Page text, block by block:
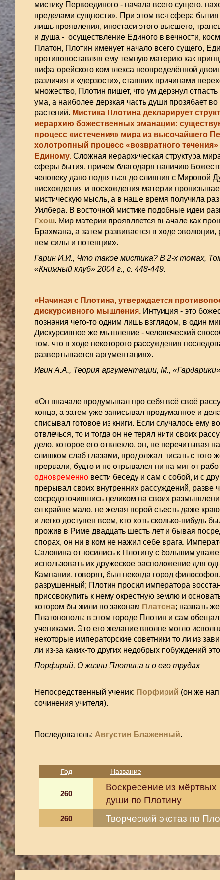
мистику Первоединого - начала всего сущего,
пределами сущности». При этом вся сфера
лишь проявления, ипостаси этого высшего,
и душа - осуществление Единого в вечности,
Платон, Плотин именует начало всего сущего,
противопоставляя ему темную материю как
пифагорейского комплекса неопределённой
различия и «дерзости», ставших причинами
множество, Плотин пишет, что ум дерзнул
ума, а наиболее дерзкая часть души прозябает
растений. Мистика Плотина декларирует
иерархию божественных эманации:
процесс «истечения» мира из высочайшего
холотропный процесс «возвратного
Единому. Сложная иерархическая структура
сферы бытия, причем благодаря наличию
человеку дано подняться до слияния с Мировой
нисхождения и восхождения материи
мистическую мысль, а в наше время получила
Уилбера. В восточной мистике подобные идеи
Гхош. Мир материи проявляется вначале как
Брахмана, а затем развивается в ходе
нем силы и потенции».
Гарин И.И., Что такое мистика? В 2-х томах,
«Книжный клуб» 2004 г., с. 448-449.
«Начиная с Плотина, утверждается
дискурсивного мышления. Интуиция - это
познания чего-то одним лишь взглядом, в один
Дискурсивное же мышление - человеческий
том, что в ходе некоторого рассуждения
развертывается аргументация».
Ивин А.А., Теория аргументации, М.,
«Он вначале продумывал про себя всё своё
конца, а затем уже записывал продуманное и
списывал готовое из книги. Если случалось ему
отвлечься, то и тогда он не терял нити своих
дело, которое его отвлекло, он, не перечитывая
слишком слаб глазами, продолжал писать с того
прервали, будто и не отрывался ни на миг от
одновременно вести беседу и сам с собой, и с
прерывал своих внутренних рассуждений, разве
сосредоточившись целиком на своих
ел крайне мало, не желая порой съесть даже
и легко доступен всем, кто хоть сколько-нибудь
прожив в Риме двадцать шесть лет и бывая
спорах, он ни в ком не нажил себе врага.
Салонина относились к Плотину с большим
использовать их дружеское расположение для
Кампании, говорят, был некогда город
разрушенный; Плотин просил императора
присовокупить к нему окрестную землю и
котором бы жили по законам Платона; назвать
Платонополь; в этом городе Плотин и сам
учениками. Это его желание вполне могло
некоторые императорские советники то ли из
ли из-за каких-то других недобрых побуждений
Порфирий, О жизни Плотина и о его трудах
Непосредственный ученик: Порфирий (он же
сочинения учителя).
Последователь: Августин Блаженный.
Год Название
260
Воскресение из мёртвых
души по Плотину
260 Творческий экстаз по